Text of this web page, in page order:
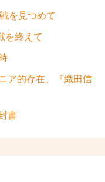
を見つめて
を終えて
ア的存在、『織田信
書